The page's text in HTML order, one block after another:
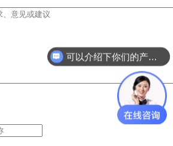
可以介绍下你们的产品么？